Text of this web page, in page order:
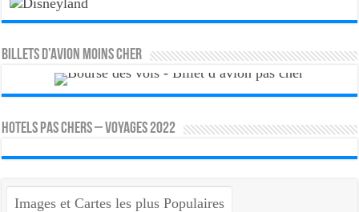
Billets d’avion moins cher
HOTELS PAS CHERS – VOYAGES 2022
Images et Cartes les plus Populaires